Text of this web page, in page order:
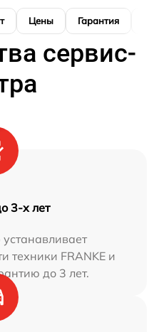
Цены Гарантия
сервис-
3-х лет
техники FRANKE и
до 3 лет.